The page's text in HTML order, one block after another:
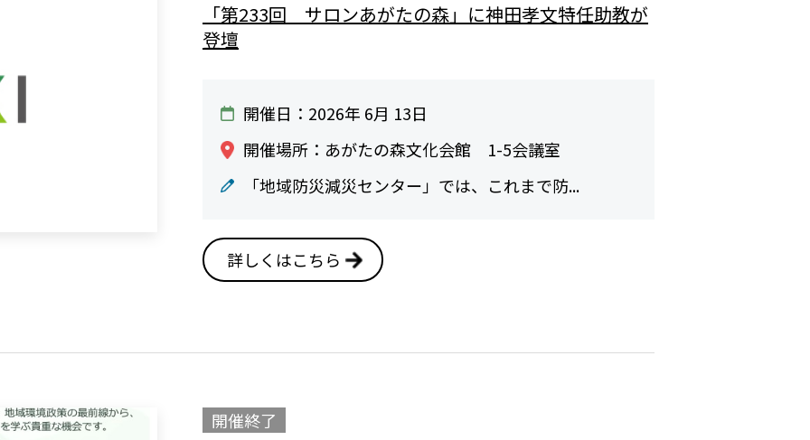
「第233回 サロンあがたの森」に神田孝文特任助教が
登壇
開催日：2026年 6月 13日
開催場所：あがたの森文化会館 1-5会議室
「地域防災減災センター」では、これまで防...
詳しくはこちら
開催終了